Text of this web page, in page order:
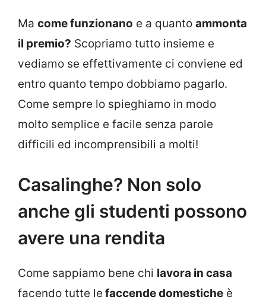
Ma come funzionano e a quanto ammonta
il premio? Scopriamo tutto insieme e
vediamo se effettivamente ci conviene ed
entro quanto tempo dobbiamo pagarlo.
Come sempre lo spieghiamo in modo
molto semplice e facile senza parole
difficili ed incomprensibili a molti!
Casalinghe? Non solo
anche gli studenti possono
avere una rendita
Come sappiamo bene chi lavora in casa
facendo tutte le faccende domestiche è